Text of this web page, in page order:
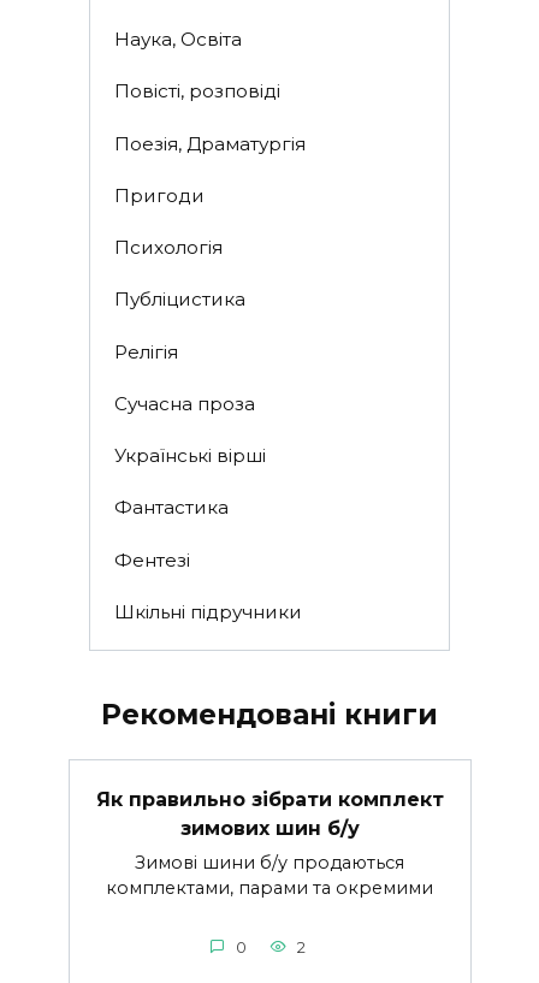
Наука, Освіта
Повісті, розповіді
Поезія, Драматургія
Пригоди
Психологія
Публіцистика
Релігія
Сучасна проза
Українські вірші
Фантастика
Фентезі
Шкільні підручники
Рекомендовані книги
Як правильно зібрати комплект
зимових шин б/у
Зимові шини б/у продаються
комплектами, парами та окремими
0 2